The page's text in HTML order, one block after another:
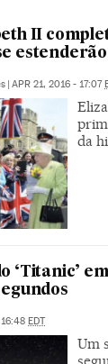
II
| APR 21, 2016 - 17:07
da
‘Titanic’
EDT
Um